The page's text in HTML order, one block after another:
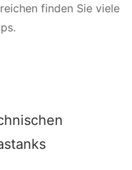
finden Sie viele